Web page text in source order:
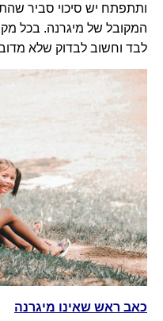
ותתפתח יש סיכוי סביר
המקובל של מיגרנה. בכל מקרה
לבד וחשוב לבדוק שלא
כאב ראש שאינו מיגרנה